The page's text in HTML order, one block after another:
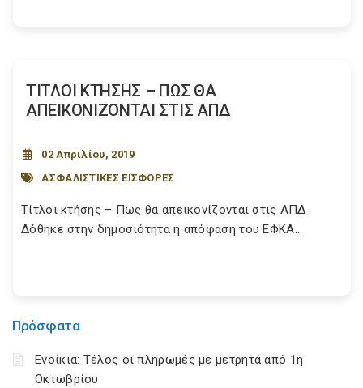
Πρόσφατα
Ενοίκια: Τέλος οι πληρωμές με μετρητά από 1η
Οκτωβρίου
ΤΙΤΛΟΙ ΚΤΗΣΗΣ – ΠΩΣ ΘΑ
ΑΠΕΙΚΟΝΙΖΟΝΤΑΙ ΣΤΙΣ ΑΠΔ
02 Απριλίου, 2019
ΑΣΦΑΛΙΣΤΙΚΕΣ ΕΙΣΦΟΡΕΣ
Τίτλοι κτήσης – Πως θα απεικονίζονται στις ΑΠΔ
Δόθηκε στην δημοσιότητα η απόφαση του ΕΦΚΑ...